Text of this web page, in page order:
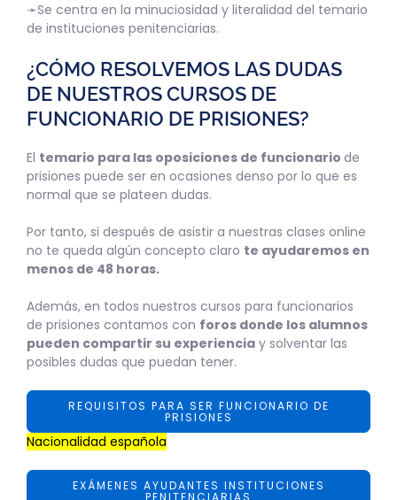
➛Se centra en la minuciosidad y literalidad del temario
de instituciones penitenciarias.
¿CÓMO RESOLVEMOS LAS DUDAS
DE NUESTROS CURSOS DE
FUNCIONARIO DE PRISIONES?
El temario para las oposiciones de funcionario de
prisiones puede ser en ocasiones denso por lo que es
normal que se plateen dudas.
Por tanto, si después de asistir a nuestras clases online
no te queda algún concepto claro te ayudaremos en
menos de 48 horas.
Además, en todos nuestros cursos para funcionarios
de prisiones contamos con foros donde los alumnos
pueden compartir su experiencia y solventar las
posibles dudas que puedan tener.
REQUISITOS PARA SER FUNCIONARIO DE
PRISIONES
Nacionalidad española
EXÁMENES AYUDANTES INSTITUCIONES